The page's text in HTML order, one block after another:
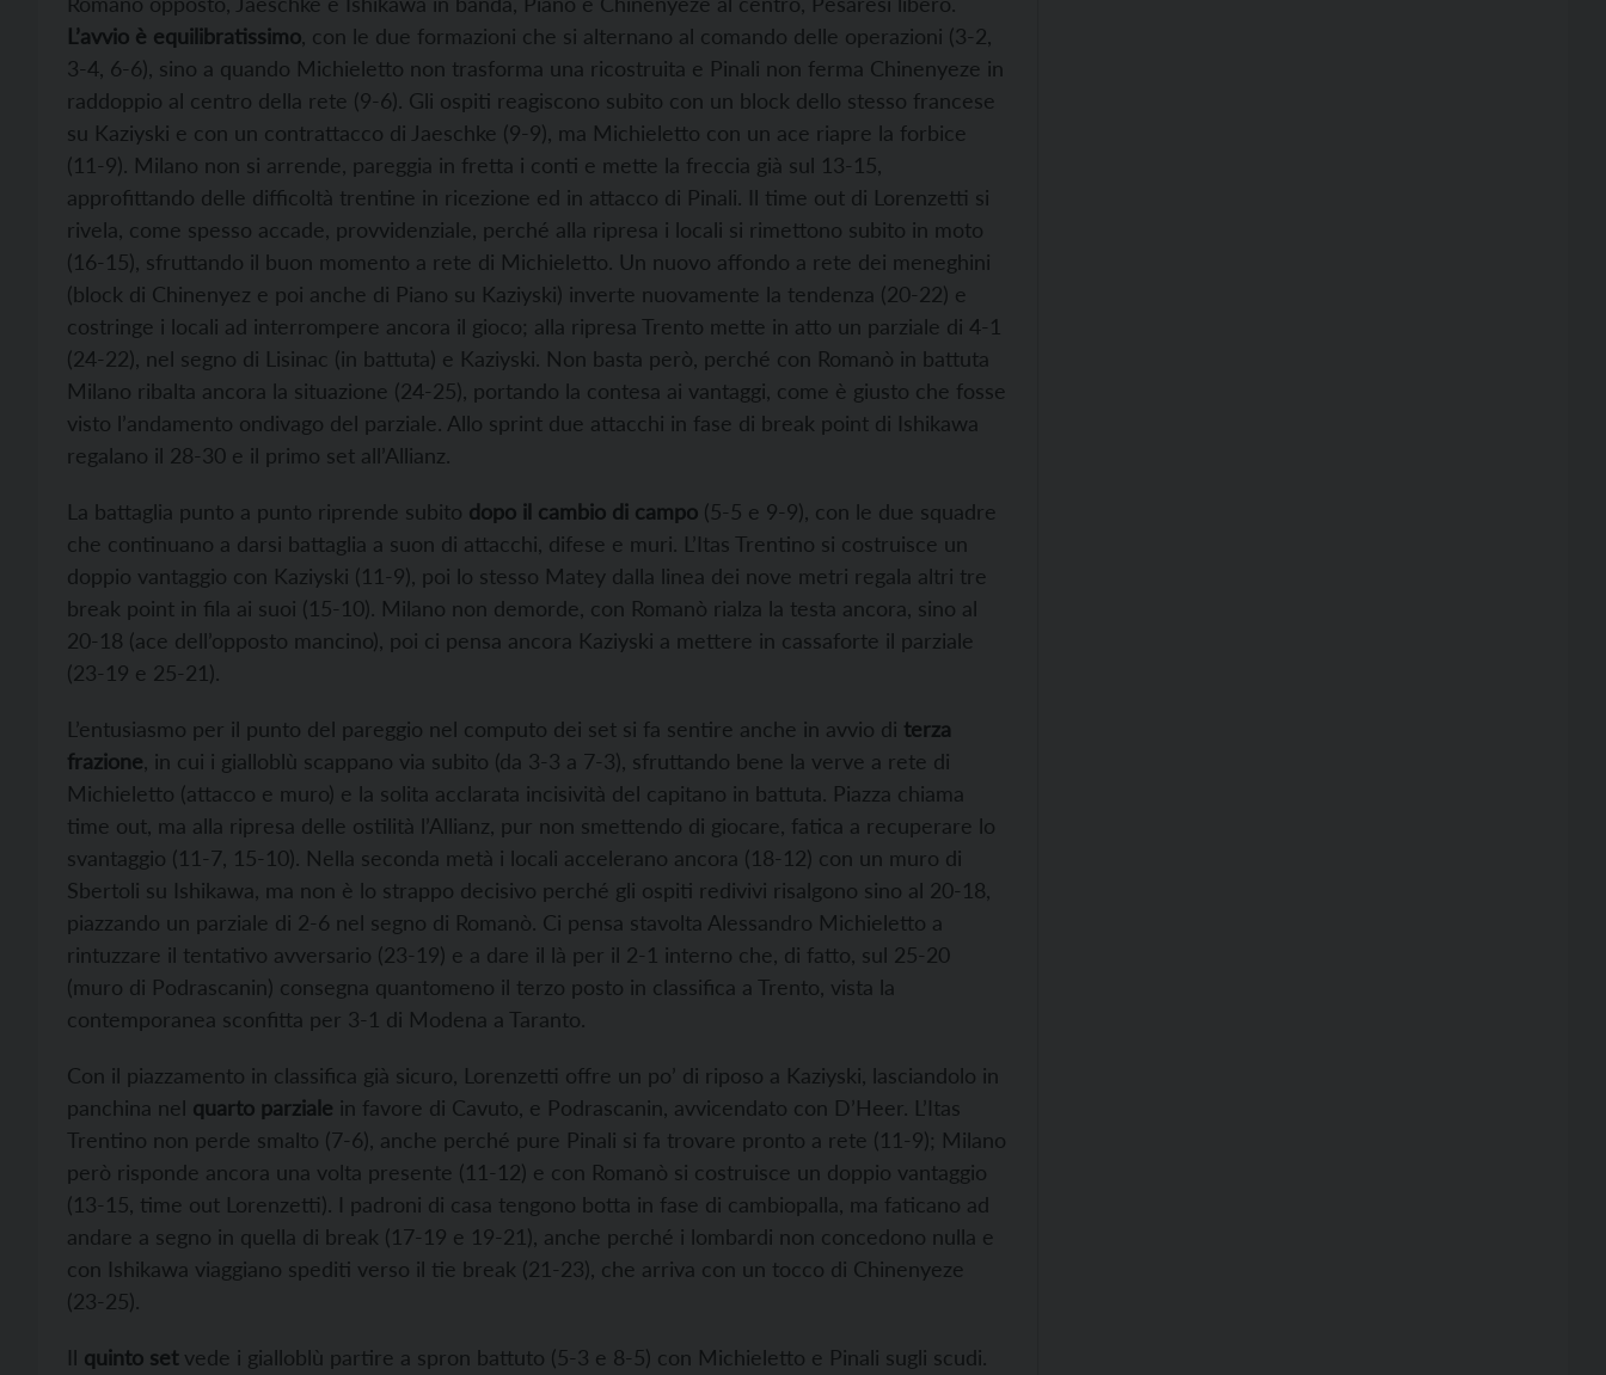
L’avvio è equilibratissimo , con le due formazioni che si alternano al comando delle operazioni (3-2,
3-4, 6-6), sino a quando Michieletto non trasforma una ricostruita e Pinali non ferma Chinenyeze in
raddoppio al centro della rete (9-6). Gli ospiti reagiscono subito con un block dello stesso francese
su Kaziyski e con un contrattacco di Jaeschke (9-9), ma Michieletto con un ace riapre la forbice
(11-9). Milano non si arrende, pareggia in fretta i conti e mette la freccia già sul 13-15,
approfittando delle difficoltà trentine in ricezione ed in attacco di Pinali. Il time out di Lorenzetti si
rivela, come spesso accade, provvidenziale, perché alla ripresa i locali si rimettono subito in moto
(16-15), sfruttando il buon momento a rete di Michieletto. Un nuovo affondo a rete dei meneghini
(block di Chinenyez e poi anche di Piano su Kaziyski) inverte nuovamente la tendenza (20-22) e
costringe i locali ad interrompere ancora il gioco; alla ripresa Trento mette in atto un parziale di 4-1
(24-22), nel segno di Lisinac (in battuta) e Kaziyski. Non basta però, perché con Romanò in battuta
Milano ribalta ancora la situazione (24-25), portando la contesa ai vantaggi, come è giusto che fosse
visto l’andamento ondivago del parziale. Allo sprint due attacchi in fase di break point di Ishikawa
regalano il 28-30 e il primo set all’Allianz.
La battaglia punto a punto riprende subito dopo il cambio di campo (5-5 e 9-9), con le due squadre
che continuano a darsi battaglia a suon di attacchi, difese e muri. L’Itas Trentino si costruisce un
doppio vantaggio con Kaziyski (11-9), poi lo stesso Matey dalla linea dei nove metri regala altri tre
break point in fila ai suoi (15-10). Milano non demorde, con Romanò rialza la testa ancora, sino al
20-18 (ace dell’opposto mancino), poi ci pensa ancora Kaziyski a mettere in cassaforte il parziale
(23-19 e 25-21).
L’entusiasmo per il punto del pareggio nel computo dei set si fa sentire anche in avvio di terza
frazione , in cui i gialloblù scappano via subito (da 3-3 a 7-3), sfruttando bene la verve a rete di
Michieletto (attacco e muro) e la solita acclarata incisività del capitano in battuta. Piazza chiama
time out, ma alla ripresa delle ostilità l’Allianz, pur non smettendo di giocare, fatica a recuperare lo
svantaggio (11-7, 15-10). Nella seconda metà i locali accelerano ancora (18-12) con un muro di
Sbertoli su Ishikawa, ma non è lo strappo decisivo perché gli ospiti redivivi risalgono sino al 20-18,
piazzando un parziale di 2-6 nel segno di Romanò. Ci pensa stavolta Alessandro Michieletto a
rintuzzare il tentativo avversario (23-19) e a dare il là per il 2-1 interno che, di fatto, sul 25-20
(muro di Podrascanin) consegna quantomeno il terzo posto in classifica a Trento, vista la
contemporanea sconfitta per 3-1 di Modena a Taranto.
Con il piazzamento in classifica già sicuro, Lorenzetti offre un po’ di riposo a Kaziyski, lasciandolo in
panchina nel quarto parziale in favore di Cavuto, e Podrascanin, avvicendato con D’Heer. L’Itas
Trentino non perde smalto (7-6), anche perché pure Pinali si fa trovare pronto a rete (11-9); Milano
però risponde ancora una volta presente (11-12) e con Romanò si costruisce un doppio vantaggio
(13-15, time out Lorenzetti). I padroni di casa tengono botta in fase di cambiopalla, ma faticano ad
andare a segno in quella di break (17-19 e 19-21), anche perché i lombardi non concedono nulla e
con Ishikawa viaggiano spediti verso il tie break (21-23), che arriva con un tocco di Chinenyeze
(23-25).
Il quinto setvede i gialloblù partire a spron battuto (5-3 e 8-5) con Michieletto e Pinali sugli scudi.